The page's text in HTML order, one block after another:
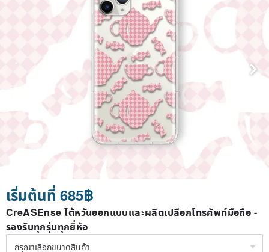
เริ่มต้นที่ 685฿
CreASEnse ไต้หวันออกแบบและผลิตเปลือกโทรศัพท์มือถือ -
รองรับทุกรุ่นทุกยี่ห้อ